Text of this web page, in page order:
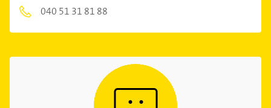
040 51 31 81 88